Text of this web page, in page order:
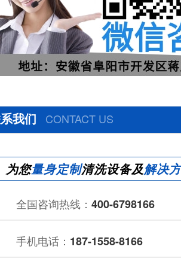
我们 CONTACT US
为您量身定制清洗设备及解决
全国咨询热线： 400-6798166
手机电话： 187-1558-8166